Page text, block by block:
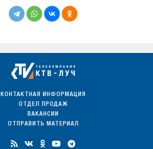
КОНТАКТНАЯ ИНФОРМАЦИЯ
ОТДЕЛ ПРОДАЖ
ВАКАНСИИ
ОТПРАВИТЬ МАТЕРИАЛ